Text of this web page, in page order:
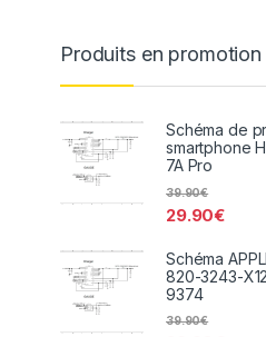
Produits en promotion
Schéma de
smartphone
7A Pro
29.90€
39.90€
Schéma
820-3243-
9374
39.90€